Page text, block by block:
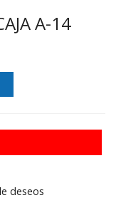
A-14
deseos